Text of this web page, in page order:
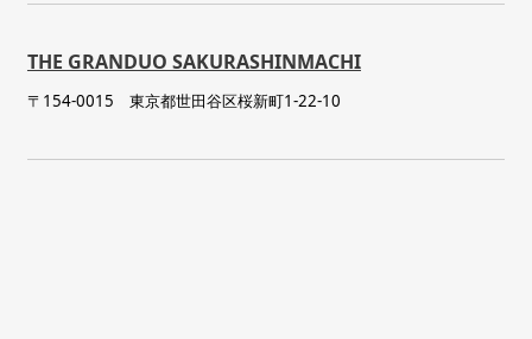
THE GRANDUO SAKURASHINMACHI
〒154-0015 東京都世田谷区桜新町1-22-10